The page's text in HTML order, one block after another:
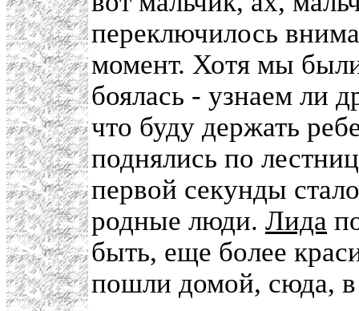
переключилось
момент. Хотя мы
боялась - узнаем ли
что буду держать
поднялись по
первой секунды
родные люди. Лида
быть, еще более
пошли домой, сюда,